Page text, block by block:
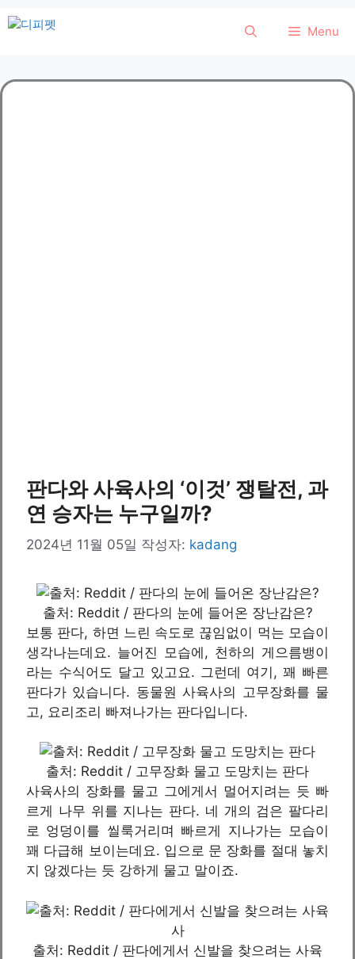
컨
로
건
Menu
판다와 사육사의 ‘이것’ 쟁탈전, 과
연 승자는 누구일까?
2024년 11월 05일 작성자: kadang
출처: Reddit / 판다의 눈에 들어온 장난감은?
보통 판다, 하면 느린 속도로 끊임없이 먹는 모습이
생각나는데요. 늘어진 모습에, 천하의 게으름뱅이
라는 수식어도 달고 있고요. 그런데 여기, 꽤 빠른
판다가 있습니다. 동물원 사육사의 고무장화를 물
고, 요리조리 빠져나가는 판다입니다.
출처: Reddit / 고무장화 물고 도망치는 판다
사육사의 장화를 물고 그에게서 멀어지려는 듯 빠
르게 나무 위를 지나는 판다. 네 개의 검은 팔다리
로 엉덩이를 씰룩거리며 빠르게 지나가는 모습이
꽤 다급해 보이는데요. 입으로 문 장화를 절대 놓치
지 않겠다는 듯 강하게 물고 말이죠.
출처: Reddit / 판다에게서 신발을 찾으려는 사육